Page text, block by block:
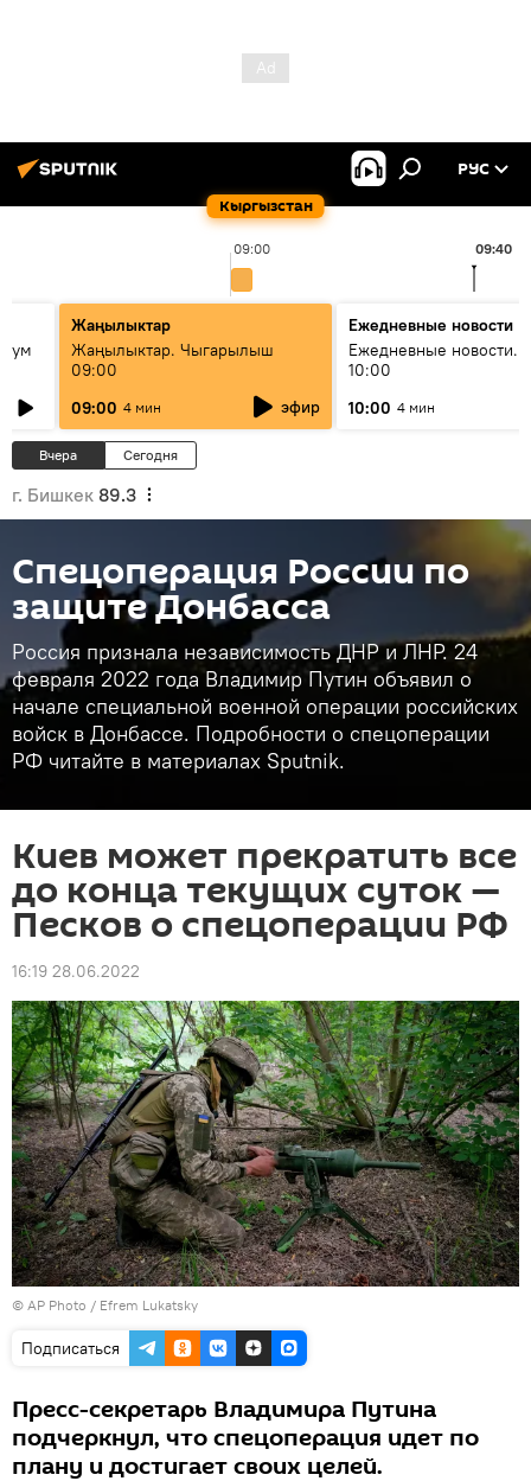
Кыргызстан
РУС
09:00 09:40
Жаңылыктар
Жаңылыктар. Чыгарылыш
09:00
09:00 4 мин эфир
Ежедневные новости
Ежедневные новости.
10:00
10:00 4 мин
Вчера Сегодня
г. Бишкек 89.3
Спецоперация России по
защите Донбасса
Россия признала независимость ДНР и ЛНР. 24
февраля 2022 года Владимир Путин объявил о
начале специальной военной операции российских
войск в Донбассе. Подробности о спецоперации
РФ читайте в материалах Sputnik.
Киев может прекратить все
до конца текущих суток —
Песков о спецоперации РФ
16:19 28.06.2022
© AP Photo / Efrem Lukatsky
Подписаться
Пресс-секретарь Владимира Путина
подчеркнул, что спецоперация идет по
плану и достигает своих целей.